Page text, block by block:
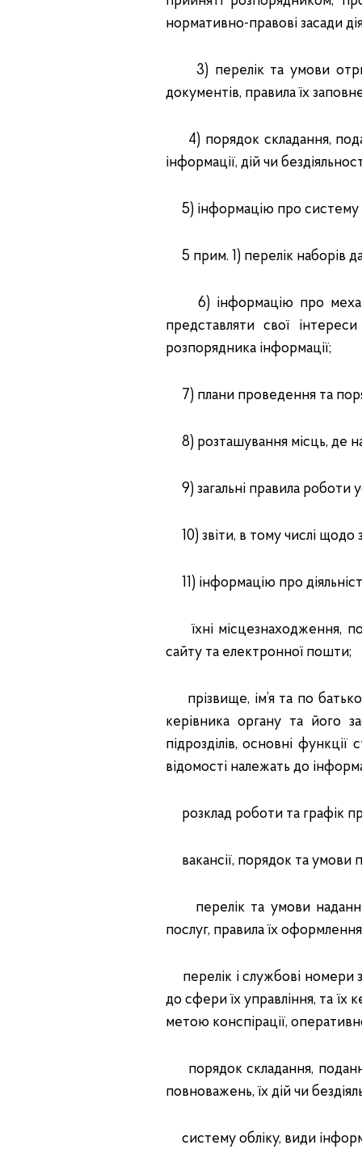
нормативно-правові засади
3) перелік та умови
документів, правила їх
4) порядок складання,
інформації, дій чи
5) інформацію про систему
5 прим. 1) перелік наборів
6) інформацію про
представляти свої
розпорядника інформації;
7) плани проведення та
8) розташування місць, де
9) загальні правила роботи
10) звіти, в тому числі щодо
11) інформацію про
їхні місцезнаходження,
сайту та електронної пошти;
прізвище, ім’я та по
керівника органу та його
підрозділів, основні функції
відомості належать до
розклад роботи та графік
вакансії, порядок та умови
перелік та умови надання
послуг, правила їх
перелік і службові номери
до сфери їх управління, та їх
метою конспірації,
порядок складання,
повноважень, їх дій чи
систему обліку, види